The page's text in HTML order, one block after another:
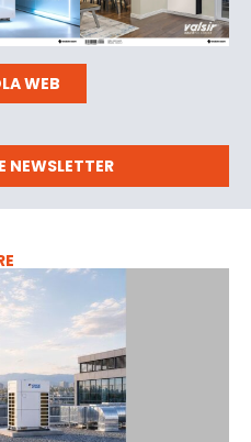
WEB
NEWSLETTER